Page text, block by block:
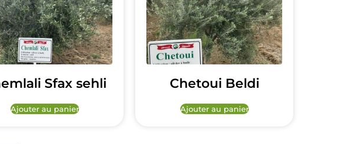
Sfax sehli
Ajouter au panier
Chetoui Beldi
Ajouter au panier